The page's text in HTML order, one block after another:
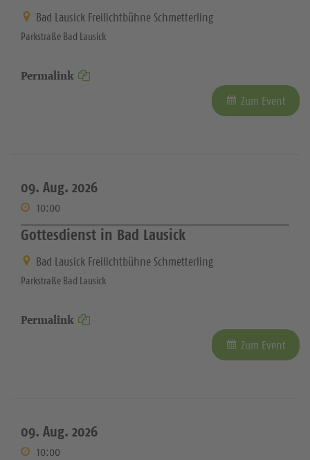
Bad Lausick Freilichtbühne Schmetterling
Parkstraße Bad Lausick
Permalink
Zum Event
09. Aug. 2026
10:00
Gottesdienst in Bad Lausick
Bad Lausick Freilichtbühne Schmetterling
Parkstraße Bad Lausick
Permalink
Zum Event
09. Aug. 2026
10:00